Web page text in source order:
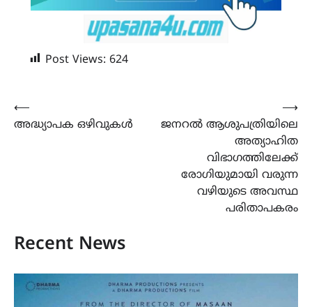
Post Views: 624
Post
navigation
⟵
അദ്ധ്യാപക ഒഴിവുകൾ
ജനറൽ ആശുപത്രിയിലെ
അത്യാഹിത
വിഭാഗത്തിലേക്ക്
രോഗിയുമായി വരുന്ന
വഴിയുടെ അവസ്ഥ
പരിതാപകരം
⟶
Recent News